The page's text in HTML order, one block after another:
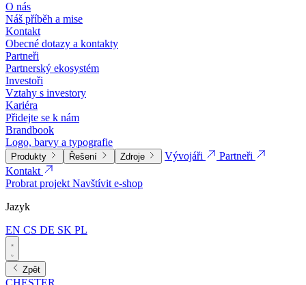
O nás
Náš příběh a mise
Kontakt
Obecné dotazy a kontakty
Partneři
Partnerský ekosystém
Investoři
Vztahy s investory
Kariéra
Přidejte se k nám
Brandbook
Logo, barvy a typografie
Produkty Řešení Zdroje Vývojáři
Partneři
Kontakt
Probrat projektNavštívit e-shop
Jazyk
EN CS DE SK PL
Zpět
CHESTER